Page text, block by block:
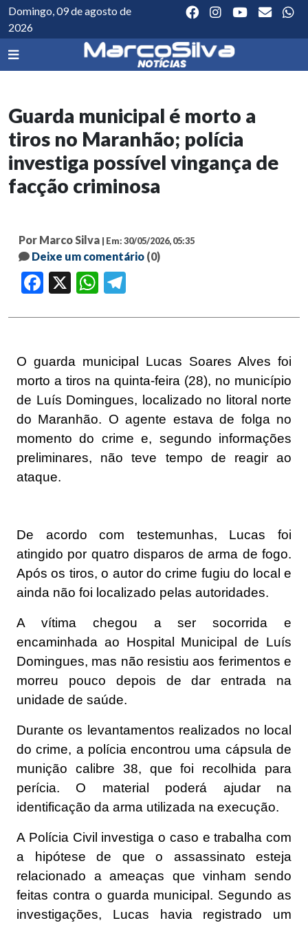
Domingo, 09 de agosto de
2026
Guarda municipal é morto a
tiros no Maranhão; polícia
investiga possível vingança de
facção criminosa
Por Marco Silva | Em: 30/05/2026, 05:35
Deixe um comentário (0)
Facebook WhatsApp
O guarda municipal Lucas Soares Alves foi
morto a tiros na quinta-feira (28), no município
de Luís Domingues, localizado no litoral norte
do Maranhão. O agente estava de folga no
momento do crime e, segundo informações
preliminares, não teve tempo de reagir ao
ataque.
De acordo com testemunhas, Lucas foi
atingido por quatro disparos de arma de fogo.
Após os tiros, o autor do crime fugiu do local e
ainda não foi localizado pelas autoridades.
A vítima chegou a ser socorrida e
encaminhada ao Hospital Municipal de Luís
Domingues, mas não resistiu aos ferimentos e
morreu pouco depois de dar entrada na
unidade de saúde.
Durante os levantamentos realizados no local
do crime, a polícia encontrou uma cápsula de
munição calibre 38, que foi recolhida para
perícia. O material poderá ajudar na
identificação da arma utilizada na execução.
A Polícia Civil investiga o caso e trabalha com
a hipótese de que o assassinato esteja
relacionado a ameaças que vinham sendo
feitas contra o guarda municipal. Segundo as
investigações, Lucas havia registrado um